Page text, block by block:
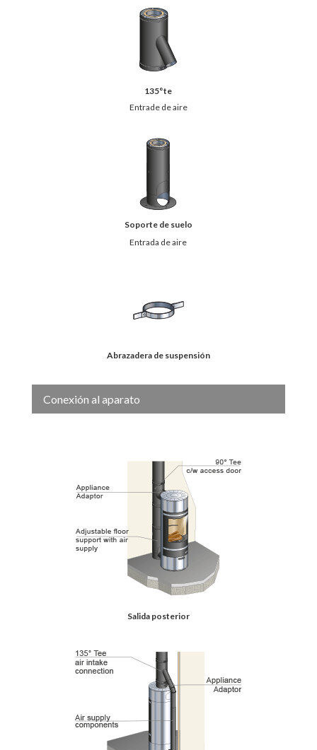
135°te
Entrade de aire
Soporte de suelo
Entrada de aire
Abrazadera de suspensión
Conexión al aparato
Salida posterior